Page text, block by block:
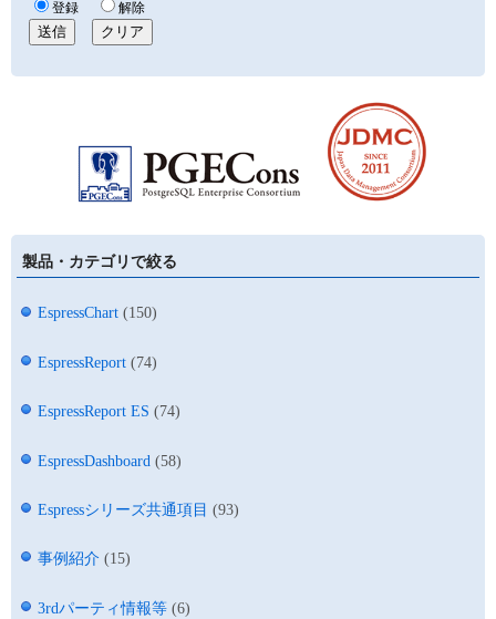
製品・カテゴリで絞る
EspressChart (150)
EspressReport (74)
EspressReport ES (74)
EspressDashboard (58)
Espressシリーズ共通項目 (93)
事例紹介 (15)
3rdパーティ情報等 (6)